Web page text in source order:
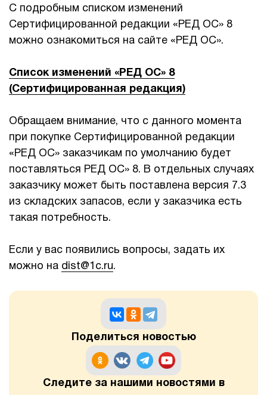
С подробным списком изменений
Сертифицированной редакции «РЕД ОС» 8
можно ознакомиться на сайте «РЕД ОС».
Список изменений «РЕД ОС» 8
(Сертифицированная редакция)
Обращаем внимание, что с данного момента
при покупке Сертифицированной редакции
«РЕД ОС» заказчикам по умолчанию будет
поставляться РЕД ОС» 8. В отдельных случаях
заказчику может быть поставлена версия 7.3
из складских запасов, если у заказчика есть
такая потребность.
Если у вас появились вопросы, задать их
можно на dist@1c.ru.
Поделиться новостью
Следите за нашими новостями в